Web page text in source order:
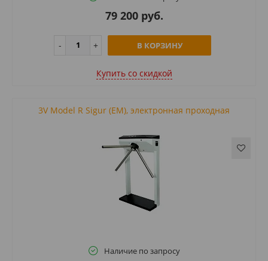
79 200 руб.
В КОРЗИНУ
Купить cо скидкой
3V Model R Sigur (EM), электронная проходная
Наличие по запросу